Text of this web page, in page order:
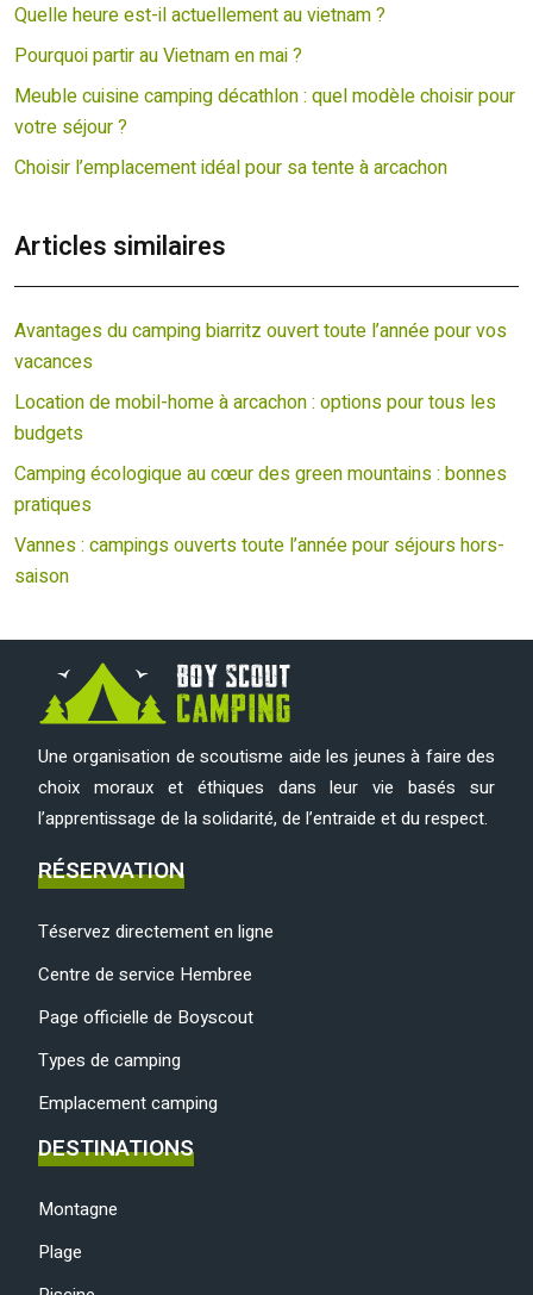
Quelle heure est-il actuellement au vietnam ?
Pourquoi partir au Vietnam en mai ?
Meuble cuisine camping décathlon : quel modèle choisir pour
votre séjour ?
Choisir l’emplacement idéal pour sa tente à arcachon
Articles similaires
Avantages du camping biarritz ouvert toute l’année pour vos
vacances
Location de mobil-home à arcachon : options pour tous les
budgets
Camping écologique au cœur des green mountains : bonnes
pratiques
Vannes : campings ouverts toute l’année pour séjours hors-
saison
Une organisation de scoutisme aide les jeunes à faire des
choix moraux et éthiques dans leur vie basés sur
l’apprentissage de la solidarité, de l’entraide et du respect.
RÉSERVATION
Téservez directement en ligne
Centre de service Hembree
Page officielle de Boyscout
Types de camping
Emplacement camping
DESTINATIONS
Montagne
Plage